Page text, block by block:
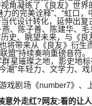
角凝练了《良友》世
的完美诠释”、“虹口
代设计转化，延伸出复
、陈子善、陈建华、
史、眺望未来，与《
将带来从《良友》衍
盟”持续奏响重磅音符。
星璀璨之地，影史地
潮”年轻力、文学力、
戏剧场《number7》
意外走红?网友:看的让人